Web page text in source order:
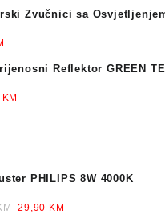
Zvučnici sa
is:
22,90 KM.
Reflektor GREEN
KM
PHILIPS 8W 4000K
Original
29,90 KM